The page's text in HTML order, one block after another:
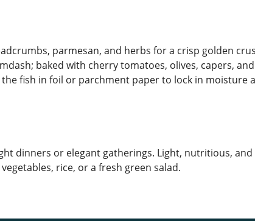
parmesan, and herbs for a crisp golden
baked with cherry tomatoes, olives, capers,
fish in foil or parchment paper to lock in moisture
dinners or elegant gatherings. Light, nutritious,
rice, or a fresh green salad.